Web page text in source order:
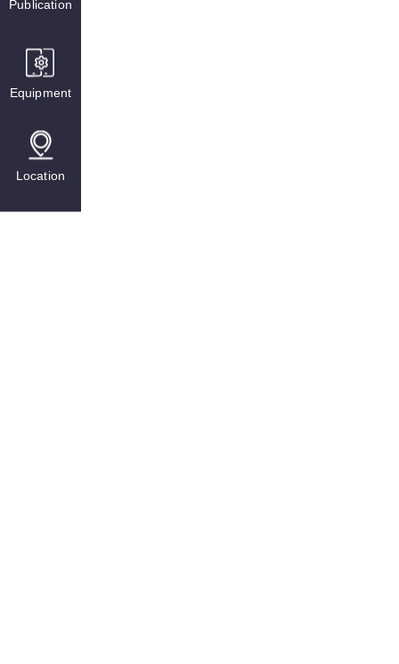
Publication
Equipment
Location